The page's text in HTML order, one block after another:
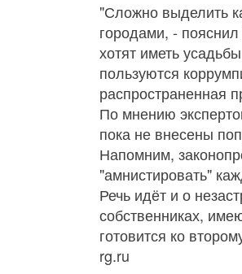
"Сложно выделить
городами, -
хотят иметь
пользуются
распространенная
По мнению
пока не внесены
Напомним,
"амнистировать"
Речь идёт и о
собственниках,
готовится ко
rg.ru